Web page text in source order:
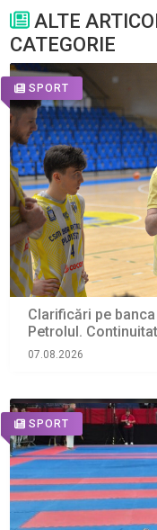
ALTE
CATEGORIE
SPORT
Clarificări pe
Petrolul.
07.08.2026
SPORT